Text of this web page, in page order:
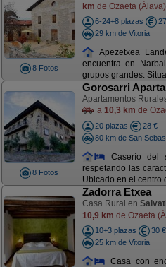
8 Fotos
km de Ozaeta (Álava)
6-24+8 plazas
29 km de Vitoria
Apezetxea
encuentra en
grupos grandes.
8 Fotos
Gorosarri
Apartamentos
a 10,3 km de
20 plazas
28 €
80 km de San
Caserío del
respetando las
Ubicado en el centro
Zadorra Etxea
Casa Rural en
10,9 km de Ozaeta
10+3 plazas
30 €
25 km de Vitoria
Casa con